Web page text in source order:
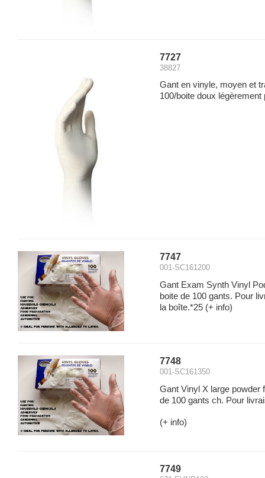
7727
38827
Gant en vinyle, moyen et
100/boite doux légèrement
7747
001-SC161200
Gant Exam Synth Vinyl
boite de 100 gants. Pour
la boîte.*25 (+ info)
7748
001-SC161350
Gant Vinyl X large powder
de 100 gants ch. Pour
(+ info)
7749